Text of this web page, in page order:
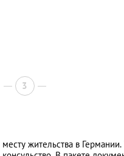
3
жительства в